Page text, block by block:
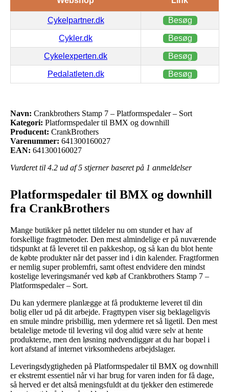
Cykelpartner.dk Besøg
Cykler.dk Besøg
Cykelexperten.dk Besøg
Pedalatleten.dk Besøg
Navn: Crankbrothers Stamp 7 – Platformspedaler – Sort
Kategori: Platformspedaler til BMX og downhill
Producent: CrankBrothers
Varenummer: 641300160027
EAN: 641300160027
Vurderet til 4.2 ud af 5 stjerner baseret på 1 anmeldelser
Platformspedaler til BMX og downhill
fra CrankBrothers
Mange butikker på nettet tildeler nu om stunder et hav af
forskellige fragtmetoder. Den mest almindelige er på nuværende
tidspunkt at få leveret til en pakkeshop, og så kan du blot hente
de købte produkter når det passer ind i din kalender. Fragtformen
er nemlig super problemfri, samt oftest endvidere den mindst
kostelige leveringsmanér ved køb af Crankbrothers Stamp 7 –
Platformspedaler – Sort.
Du kan ydermere planlægge at få produkterne leveret til din
bolig eller ud på dit arbejde. Fragttypen viser sig beklageligvis
en smule mindre prisbillig, men ydermere ret så ligetil. Den mest
betalelige metode til levering vil dog altid være selv at hente
produkterne, men den løsning nødvendiggør at du har bopæl i
kort afstand af internet virksomhedens arbejdslager.
Leveringsdygtigheden på Platformspedaler til BMX og downhill
er ekstremt essentiel når vi har brug for varen inden for få dage,
så herved er det altså meningsfuldt at du tjekker den estimerede